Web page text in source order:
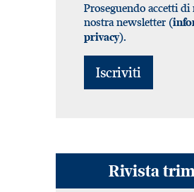
Proseguendo accetti di
nostra newsletter (
privacy).
Rivista